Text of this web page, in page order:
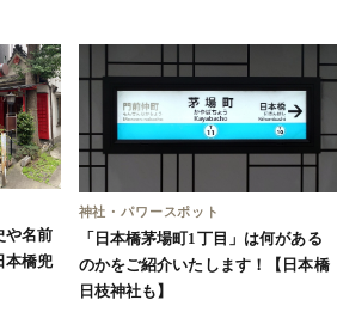
や名前
本橋兜
神社・パワースポット
「日本橋茅場町1丁目」は何がある
のかをご紹介いたします！【日本橋
日枝神社も】